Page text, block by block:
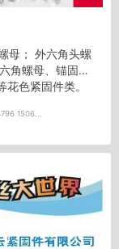
角螺母、锚固螺
色紧固件类。
1506...